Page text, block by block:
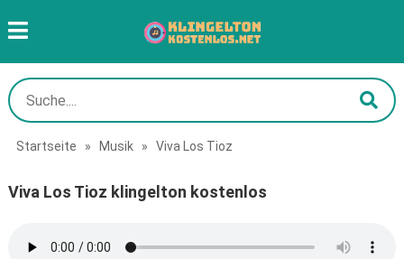
Startseite » Musik » Viva Los Tioz
Viva Los Tioz klingelton kostenlos